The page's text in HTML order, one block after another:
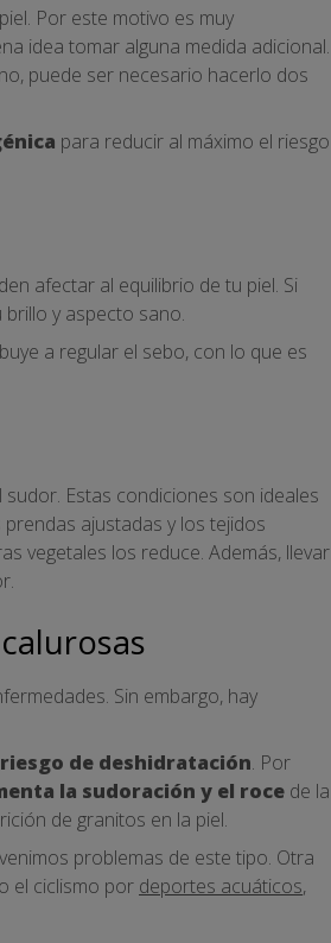
Por este motivo es muy
idea tomar alguna medida adicional.
puede ser necesario hacerlo dos
para reducir al máximo el riesgo
afectar al equilibrio de tu piel. Si
y aspecto sano.
a regular el sebo, con lo que es
Estas condiciones son ideales
ajustadas y los tejidos
vegetales los reduce. Además, llevar
Sin embargo, hay
riesgo de deshidratación. Por
la sudoración y el roce de la
de granitos en la piel.
problemas de este tipo. Otra
el ciclismo por deportes acuáticos,